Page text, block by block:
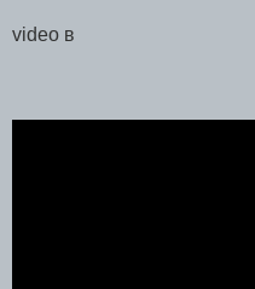
video в